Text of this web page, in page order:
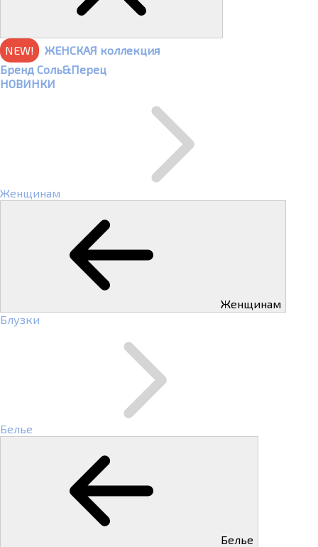
NEW!
ЖЕНСКАЯ коллекция
Бренд Соль&Перец
НОВИНКИ
Женщинам
Женщинам
Блузки
Белье
Белье